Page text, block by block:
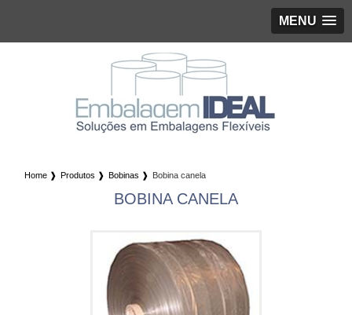
MENU
Home ❱ Produtos ❱ Bobinas ❱ Bobina canela
BOBINA CANELA